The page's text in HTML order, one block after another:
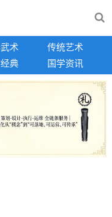
术
传统艺术
典 国学资讯